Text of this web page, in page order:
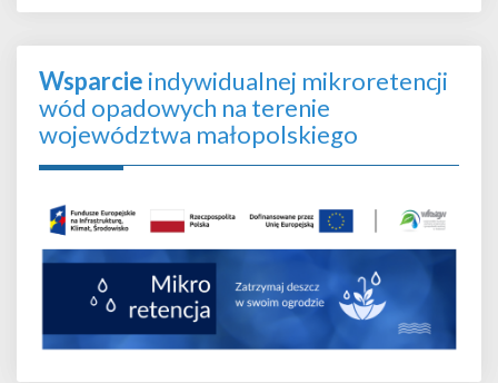
Wsparcie indywidualnej mikroretencji
wód opadowych na terenie
województwa małopolskiego